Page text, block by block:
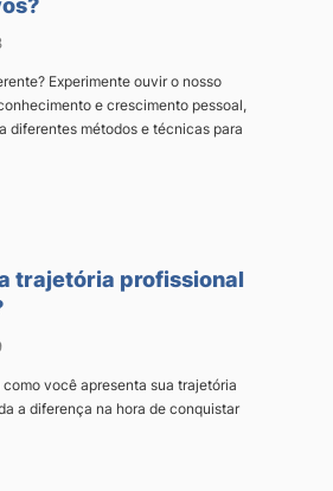
Experimente ouvir o nosso
e crescimento pessoal,
diferentes métodos e técnicas para
trajetória profissional
você apresenta sua trajetória
a diferença na hora de conquistar